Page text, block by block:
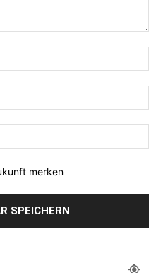
merken